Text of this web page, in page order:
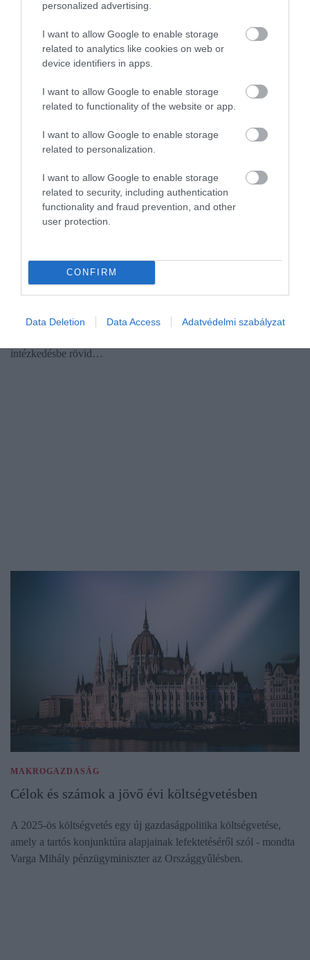
personalized advertising.
I want to allow Google to enable storage
related to analytics like cookies on web or
device identifiers in apps.
I want to allow Google to enable storage
related to functionality of the website or app.
I want to allow Google to enable storage
related to personalization.
I want to allow Google to enable storage
related to security, including authentication
functionality and fraud prevention, and other
user protection.
CONFIRM
Data Deletion Data Access Adatvédelmi szabályzat
kormánnyal
Kereskedelmi Szövetség. A szervezet a kormány terveire reagálva
intézkedésbe rövid…
MAKROGAZDASÁG
Célok és számok a jövő évi költségvetésben
A 2025-ös költségvetés egy új gazdaságpolitika költségvetése,
amely a tartós konjunktúra alapjainak lefektetéséről szól - mondta
Varga Mihály pénzügyminiszter az Országgyűlésben.